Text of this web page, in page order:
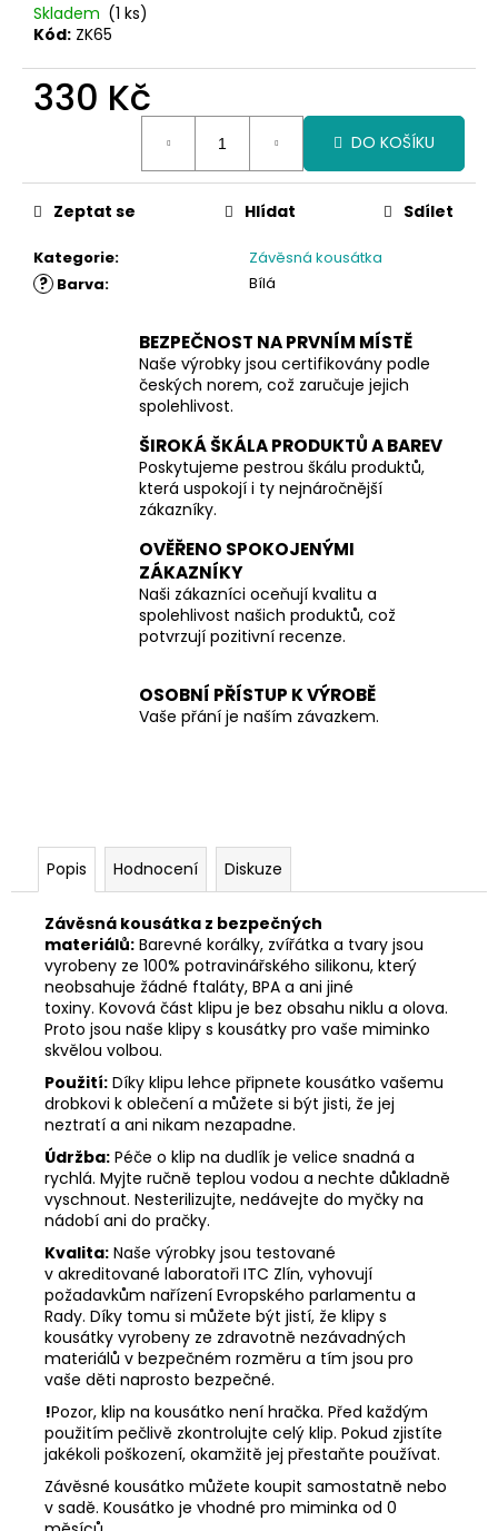
Skladem (1 ks)
Kód: ZK65
330 Kč
DO KOŠÍKU
Kategorie: Závěsná kousátka
? Barva: Bílá
Zeptat se Hlídat Sdílet
BEZPEČNOST NA PRVNÍM MÍSTĚ
Naše výrobky jsou certifikovány podle
českých norem, což zaručuje jejich
spolehlivost.
ŠIROKÁ ŠKÁLA PRODUKTŮ A BAREV
Poskytujeme pestrou škálu produktů,
která uspokojí i ty nejnáročnější
zákazníky.
OVĚŘENO SPOKOJENÝMI
ZÁKAZNÍKY
Naši zákazníci oceňují kvalitu a
spolehlivost našich produktů, což
potvrzují pozitivní recenze.
OSOBNÍ PŘÍSTUP K VÝROBĚ
Vaše přání je naším závazkem.
Popis Hodnocení Diskuze
Závěsná kousátka z bezpečných
materiálů: Barevné korálky, zvířátka a tvary jsou
vyrobeny ze 100% potravinářského silikonu, který
neobsahuje žádné ftaláty, BPA a ani jiné
toxiny. Kovová část klipu je bez obsahu niklu a olova.
Proto jsou naše klipy s kousátky pro vaše miminko
skvělou volbou.
Použití: Díky klipu lehce připnete kousátko vašemu
drobkovi k oblečení a můžete si být jisti, že jej
neztratí a ani nikam nezapadne.
Údržba: Péče o klip na dudlík je velice snadná a
rychlá. Myjte ručně teplou vodou a nechte důkladně
vyschnout. Nesterilizujte, nedávejte do myčky na
nádobí ani do pračky.
Kvalita: Naše výrobky jsou testované
v akreditované laboratoři ITC Zlín, vyhovují
požadavkům nařízení Evropského parlamentu a
Rady. Díky tomu si můžete být jistí, že klipy s
kousátky vyrobeny ze zdravotně nezávadných
materiálů v bezpečném rozměru a tím jsou pro
vaše děti naprosto bezpečné.
!Pozor, klip na kousátko není hračka. Před každým
použitím pečlivě zkontrolujte celý klip. Pokud zjistíte
jakékoli poškození, okamžitě jej přestaňte používat.
Závěsné kousátko můžete koupit samostatně nebo
v sadě. Kousátko je vhodné pro miminka od 0